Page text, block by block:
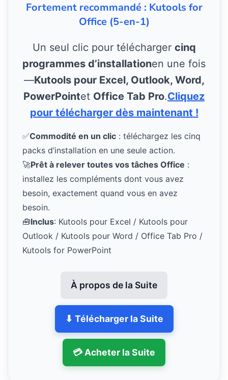
Fortement recommandé : Kutools for
Office (5-en-1)
Un seul clic pour télécharger cinq
programmes d’installationen une fois
—Kutools pour Excel, Outlook, Word,
PowerPointet Office Tab Pro.Cliquez
pour télécharger dès maintenant !
✅Commodité en un clic : téléchargez les cinq
packs d’installation en une seule action.
🚀Prêt à relever toutes vos tâches Office :
installez les compléments dont vous avez
besoin, exactement quand vous en avez
besoin.
🧰Inclus: Kutools pour Excel / Kutools pour
Outlook / Kutools pour Word / Office Tab Pro /
Kutools for PowerPoint
À propos de la Suite
⬇ Télécharger la Suite
💳 Acheter la Suite